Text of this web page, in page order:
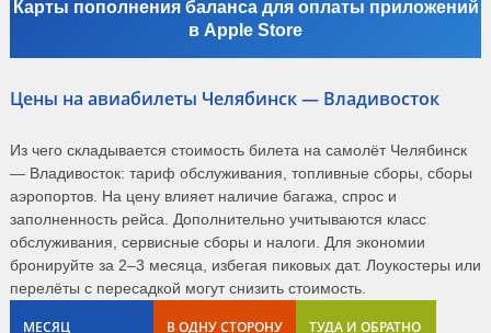
Карты пополнения баланса для оплаты приложений
в Apple Store
Цены на авиабилеты Челябинск — Владивосток
Из чего складывается стоимость билета на самолёт Челябинск
— Владивосток: тариф обслуживания, топливные сборы, сборы
аэропортов. На цену влияет наличие багажа, спрос и
заполненность рейса. Дополнительно учитываются класс
обслуживания, сервисные сборы и налоги. Для экономии
бронируйте за 2–3 месяца, избегая пиковых дат. Лоукостеры или
перелёты с пересадкой могут снизить стоимость.
МЕСЯЦ В ОДНУ СТОРОНУ ТУДА И ОБРАТНО